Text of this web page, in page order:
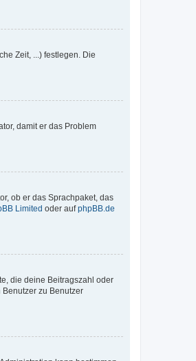
Zeit, ...) festlegen. Die
damit er das Problem
ob er das Sprachpaket, das
Limited oder aufphpBB.de
die deine Beitragszahl oder
zu Benutzer